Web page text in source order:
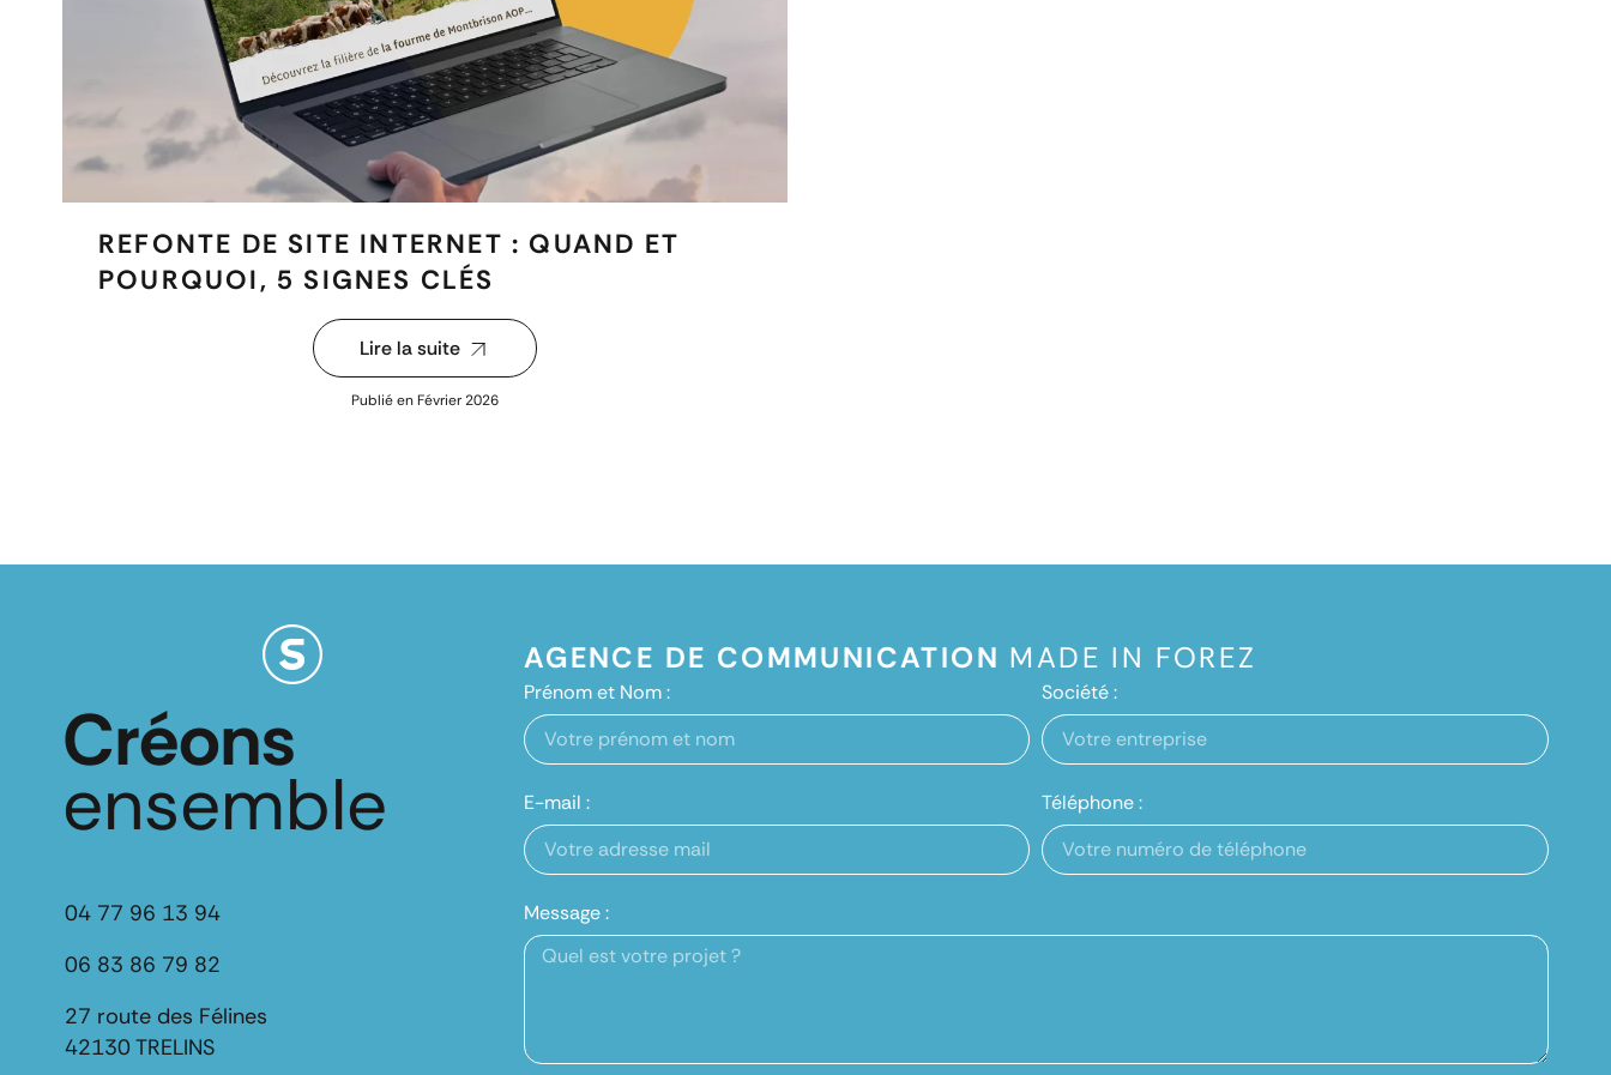
REFONTE DE SITE INTERNET : QUAND ET
POURQUOI, 5 SIGNES CLÉS
Lire la suite
Publié enFévrier 2026
Créons
ensemble
04 77 96 13 94
06 83 86 79 82
27 route des Félines
42130 TRELINS
AGENCE DE COMMUNICATION MADE IN FOREZ
Prénom et Nom : Société :
E-mail : Téléphone :
Message :